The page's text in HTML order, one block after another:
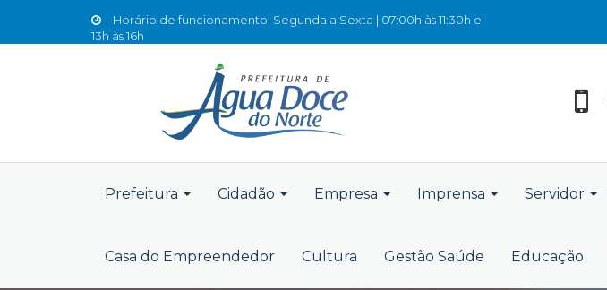
Horário de funcionamento: Segunda a Sexta | 07:00h às 11:30h e
13h às 16h
Prefeitura Cidadão Empresa Imprensa Servidor
Casa do Empreendedor Cultura Gestão Saúde Educação